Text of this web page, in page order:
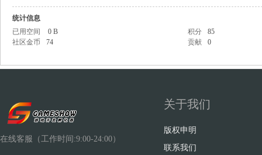
Sh
统计信息
已用空间
0 B 积分
85
社区金币
74 贡献 0
在线客服（工作时间:9:00-24:00）
关于我们
版权申明
联系我们